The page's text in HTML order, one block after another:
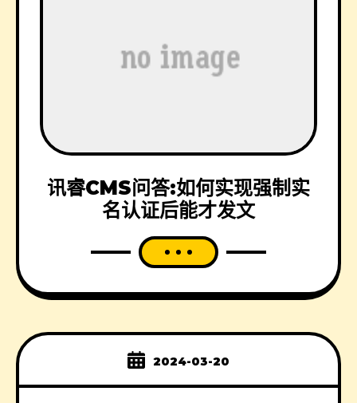
讯睿CMS问答:如何实现强制实
名认证后能才发文
2024-03-20